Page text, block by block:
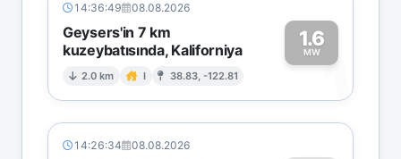
14:36:49 08.08.2026
Geysers'in 7 km
kuzeybatısında, Kaliforniya
2.0 km I 38.83, -122.81
1.6
MW1
14:26:34 08.08.2026